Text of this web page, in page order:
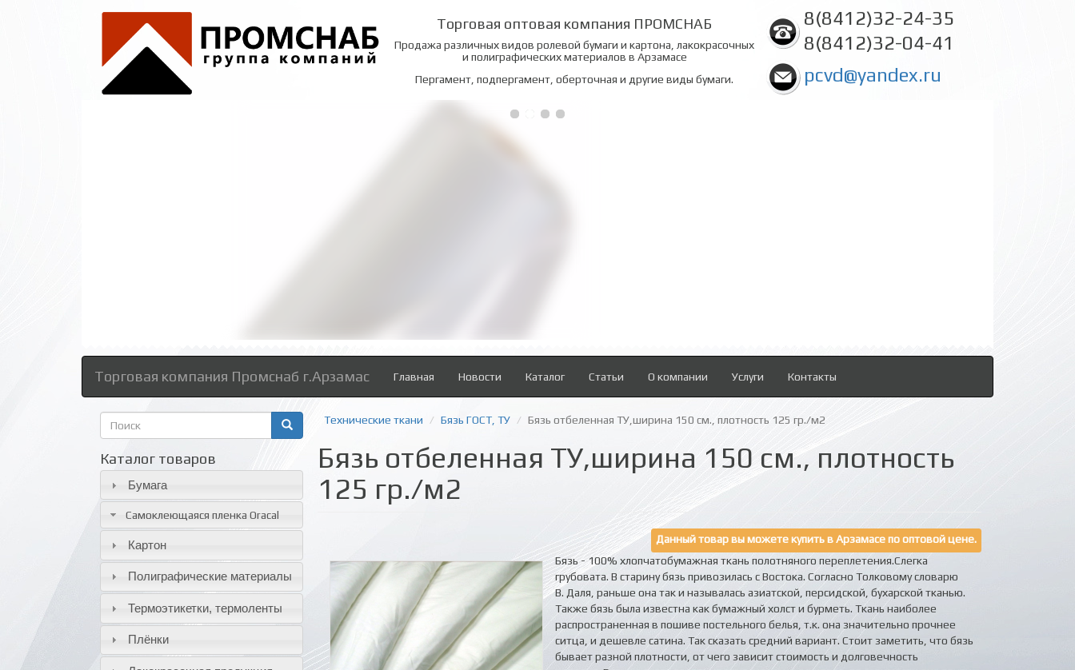
Торговая оптовая компания ПРОМСНАБ
Продажа различных видов ролевой бумаги и картона, лакокрасочных
и полиграфических материалов в Арзамасе
Пергамент, подпергамент, оберточная и другие виды бумаги.
8(8412)32-24-35
8(8412)32-04-41
pcvd@yandex.ru
Полиэтиленовая пленка
Торговая компания Промснаб г.Арзамас Главная Новости Каталог Статьи О компании Услуги Контакты
Форма
поиска
Каталог товаров
Бумага
Самоклеющаяся пленка Oracal
Картон
Полиграфические материалы
Термоэтикетки, термоленты
Плёнки
Технические ткани Бязь ГОСТ, ТУ Бязь отбеленная ТУ,ширина 150 см., плотность 125 гр./м2
Бязь отбеленная ТУ,ширина 150 см., плотность
125 гр./м2
Данный товар вы можете купить в Арзамасе по оптовой цене.
Бязь - 100% хлопчатобумажная ткань полотняного переплетения.Слегка
грубовата. В старину бязь привозилась с Востока. Согласно Толковому словарю
В. Даля, раньше она так и называлась азиатской, персидской, бухарской тканью.
Также бязь была известна как бумажный холст и бурметь. Ткань наиболее
распространенная в пошиве постельного белья, т.к. она значительно прочнее
ситца, и дешевле сатина. Так сказать средний вариант. Стоит заметить, что бязь
бывает разной плотности, от чего зависит стоимость и долговечность